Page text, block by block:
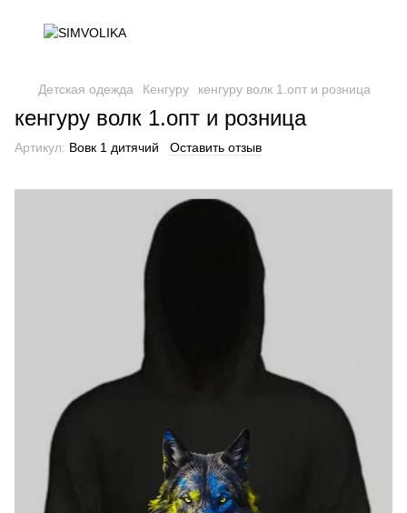
Детская одежда Кенгуру кенгуру волк 1.опт и розница
кенгуру волк 1.опт и розница
Артикул: Вовк 1 дитячий Оставить отзыв